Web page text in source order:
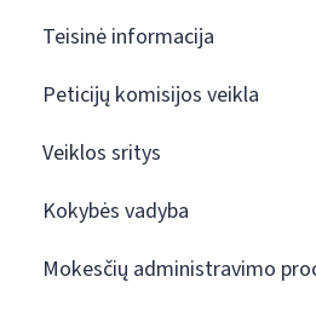
Teisinė informacija
Peticijų komisijos veikla
Veiklos sritys
Kokybės vadyba
Mokesčių administravimo